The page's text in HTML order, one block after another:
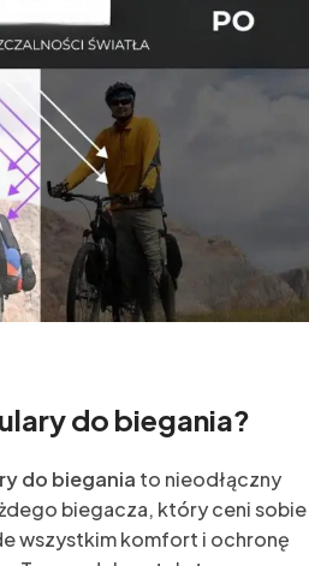
do biegania?
do biegania to nieodłączny
biegacza, który ceni sobie
wszystkim komfort i ochronę